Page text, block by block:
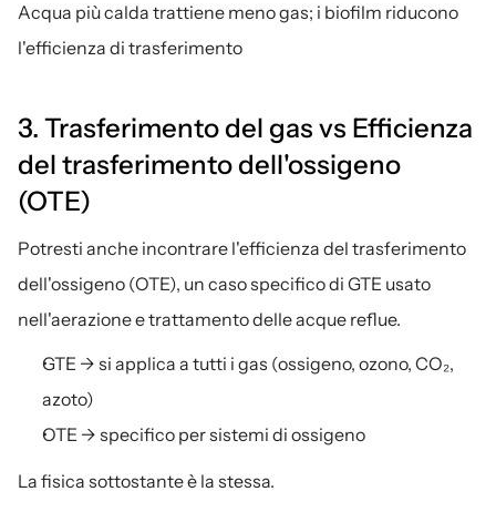
Acqua più calda trattiene meno gas; i biofilm riducono
l'efficienza di trasferimento
3. Trasferimento del gas vs Efficienza
del trasferimento dell'ossigeno
(OTE)
Potresti anche incontrare l'efficienza del trasferimento
dell'ossigeno (OTE), un caso specifico di GTE usato
nell'aerazione e trattamento delle acque reflue.
GTE → si applica a tutti i gas (ossigeno, ozono, CO₂,
azoto)
OTE → specifico per sistemi di ossigeno
La fisica sottostante è la stessa.